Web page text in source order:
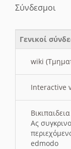
Σύνδεσμοι
Γενικοί
wiki
Interactive
Ας
edmodo